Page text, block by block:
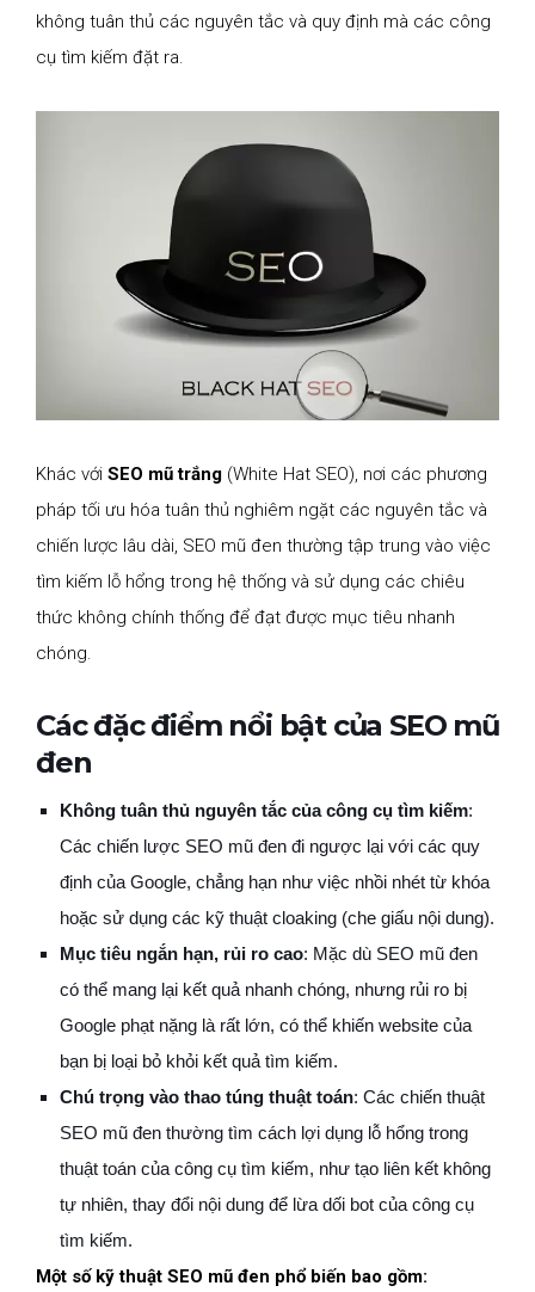
không tuân thủ các nguyên tắc và quy định mà các công
cụ tìm kiếm đặt ra.
Khác với SEO mũ trắng (White Hat SEO), nơi các phương
pháp tối ưu hóa tuân thủ nghiêm ngặt các nguyên tắc và
chiến lược lâu dài, SEO mũ đen thường tập trung vào việc
tìm kiếm lỗ hổng trong hệ thống và sử dụng các chiêu
thức không chính thống để đạt được mục tiêu nhanh
chóng.
Các đặc điểm nổi bật của SEO mũ
đen
Không tuân thủ nguyên tắc của công cụ tìm kiếm:
Các chiến lược SEO mũ đen đi ngược lại với các quy
định của Google, chẳng hạn như việc nhồi nhét từ khóa
hoặc sử dụng các kỹ thuật cloaking (che giấu nội dung).
Mục tiêu ngắn hạn, rủi ro cao: Mặc dù SEO mũ đen
có thể mang lại kết quả nhanh chóng, nhưng rủi ro bị
Google phạt nặng là rất lớn, có thể khiến website của
bạn bị loại bỏ khỏi kết quả tìm kiếm.
Chú trọng vào thao túng thuật toán: Các chiến thuật
SEO mũ đen thường tìm cách lợi dụng lỗ hổng trong
thuật toán của công cụ tìm kiếm, như tạo liên kết không
tự nhiên, thay đổi nội dung để lừa dối bot của công cụ
tìm kiếm.
Một số kỹ thuật SEO mũ đen phổ biến bao gồm: